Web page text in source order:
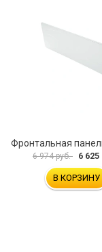
6 974 руб. 6 625
В КОРЗИНУ